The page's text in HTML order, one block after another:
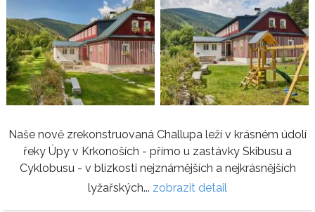
Naše nově zrekonstruovaná Challupa leží v krásném údolí
řeky Úpy v Krkonoších - přímo u zastávky Skibusu a
Cyklobusu - v blízkosti nejznámějších a nejkrásnějších
lyžařských... zobrazit detail